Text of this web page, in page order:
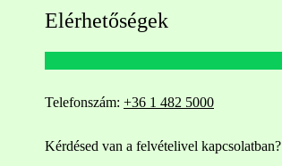
Elérhetőségek
Telefonszám: +36 1 482 5000
Kérdésed van a felvételivel kapcsolatban?